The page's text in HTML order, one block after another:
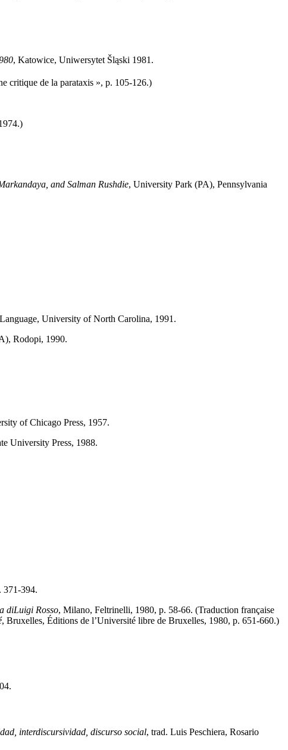
, Katowice, Uniwersytet Šląski 1981.
critique de la parataxis », p. 105-126.)
and Salman Rushdie, University Park (PA), Pennsylvania
University of North Carolina, 1991.
Rodopi, 1990.
of Chicago Press, 1957.
University Press, 1988.
371-394.
diLuigi Rosso, Milano, Feltrinelli, 1980, p. 58-66. (Traduction française
, Bruxelles, Éditions de l’Université libre de Bruxelles, 1980, p. 651-660.)
interdiscursividad, discurso social, trad. Luis Peschiera, Rosario